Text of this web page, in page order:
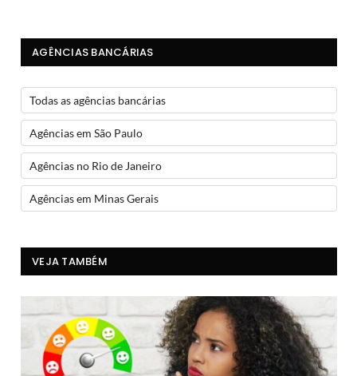
AGÊNCIAS BANCÁRIAS
Todas as agências bancárias
Agências em São Paulo
Agências no Rio de Janeiro
Agências em Minas Gerais
VEJA TAMBÉM